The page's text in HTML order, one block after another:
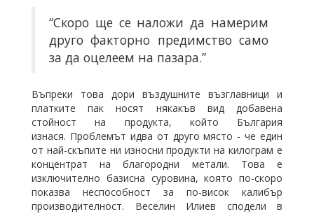
“Скоро ще се наложи да намерим
друго факторно предимство само
за да оцелеем на пазара.”
Въпреки това дори въздушните възглавници и
платките пак носят някакъв вид добавена
стойност на продукта, който България
изнася. Проблемът идва от друго място - че един
от най-скъпите ни износни продукти на килограм е
концентрат на благородни метали. Това е
изключително базисна суровина, която по-скоро
показва неспособност за по-висок калибър
производителност. Веселин Илиев сподели в